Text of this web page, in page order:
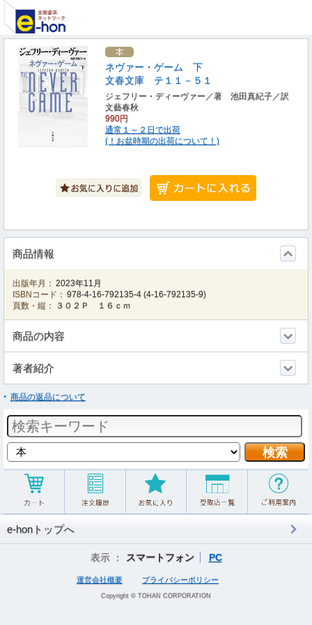
ネヴァー・ゲーム 下
文春文庫 テ１１－５１
ジェフリー・ディーヴァー／著 池田真紀子／訳
文藝春秋
990円
通常１～２日で出荷
(！お盆時期の出荷について！)
商品情報
出版年月： 2023年11月
ISBNコード： 978-4-16-792135-4 (4-16-792135-9)
頁数・縦：
３０２Ｐ １６ｃｍ
商品の内容
著者紹介
商品の返品について
e-honトップへ
表示 ： スマートフォン PC
運営会社概要 プライバシーポリシー
Copyright © TOHAN CORPORATION